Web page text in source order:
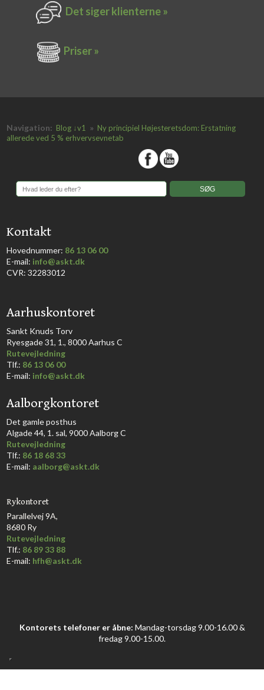
Det siger k​lienterne​ »
Priser »
Navigation: Blog ↓v1 » Ny principiel Højesteretsdom: Erstatning
allerede ved 5 % erhvervsevnetab
​
​Kontakt
Hovednummer: 86 13 06 00
​E-mail: info@askt.dk
CVR: 32283012
​Aarhuskontoret
​Sankt Knuds Torv
Ryesgade 31, 1., 8000 Aarhus C​​​
Rutevejledning
​Tlf.: 86 13 06 00
E-mail: info@askt.dk
Aalborgkontoret
​Det gamle posthus
Algade 44, 1. sal, 9000 Aalborg C​
Rutevejledning
Tlf.: 86 18 68 33​
E-mail: aalborg@askt.dk​
Rykontoret
Parallelvej 9A,
8680 Ry
Rutevejledning
Tlf.: 86 89 33 88
E-mail: hfh@askt.dk
Kontorets telefoner er åbne: Mandag-torsdag 9.00-16.00 &
fredag 9.00-15.00.